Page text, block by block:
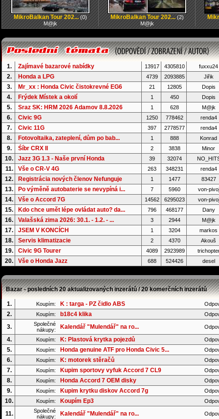
MikroBalkan Tour 202...(0)
M@jk
MikroBalkan Tour 202...(2)
M@jk
1. Zajímavé bazarové nabídky 13917 4305810 fuxxu24
2. Honda a LPG 4739 2093885 Jiřik
3. Mr_xx : Honda Civic čistokrevné EG6 21 12805 Dopis
4. Frýdek Místek a okolí 1 450 Dopis
5. Sraz SK: HRM 2026 Adamov 8.8.2026 1 628 M@jk
6. Civic 9G 1250 778462 renda4
7. Civic 11G 397 2778577 renda4
8. Fotovoltaika, zateplení, dům po bab... 1 888 Konrad
9. Śíbr CRX II 2 3838 Minor
10. Jazz 3G 1.3 - Naše první Honda 39 32074
11. Vše o CR-V 4G 263 348231 renda4
12. Registrácia nových členov Nefunguje 1 1477 83427
13. Po výměně autobaterie se nevypíná i... 7 5960 von-pivoj
14. Vše o Accord 7G 14562 6295023 von-pivoj
15. Kdo chce umět lépe ovládat auto? da... 796 468177 Dany
16. Valašská zima 2026: 30.1. - 1.2. - ... 3 2944 M@jk
17. JSEM V KONCÍCH 1 3204 markos
18. Servis klimatizacie 2 4370 Akouš
19. Civic 9G Tourer 4089 2923989
20. Vše o Honda Jazz 688 524426 desel
Bazar - posledních 20 aktualizovaných inzerátů / 20 komerčních inzerátů
1. Koupím: K : targa - PZ čidlo ABS
2. Koupím: b18c4 klika
3.
Společné
nákupy:
Kalendář "Mulendář" na ro...
4. Koupím: K: Plastová krytka pojezdů
5. Koupím: Honda genuine ATF pro Honda Civic 5...
6. Koupím: K: motorek stěračů
7. Koupím: Kupim sportovy vyfuk Accord 7 CL9
8. Koupím: Honda Accord 7 OEM disky
9. Koupím: Kupim krytku diskov Accord 7g
10. Koupím: Koupím Ep3
11.
Společné
nákupy:
Kalendář "Mulendář" na ro...